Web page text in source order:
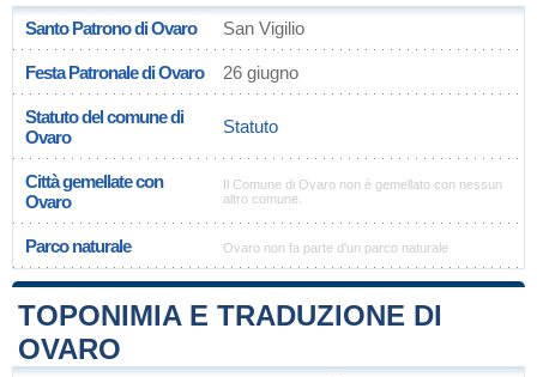
Santo Patrono di Ovaro San Vigilio
Festa Patronale di Ovaro 26 giugno
Statuto del comune di
Ovaro
Statuto
Città gemellate con
Ovaro
Il Comune di Ovaro non è gemellato con nessun
altro comune.
Parco naturale Ovaro non fa parte d'un parco naturale
TOPONIMIA E TRADUZIONE DI
OVARO